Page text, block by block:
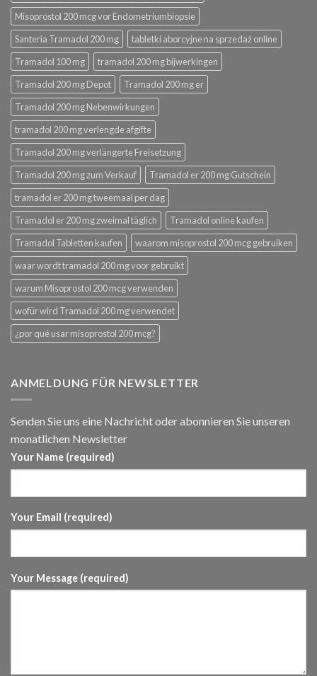
Misoprostol 200 mcg vor Endometriumbiopsie
Santeria Tramadol 200 mg
tabletki aborcyjne na sprzedaż online
Tramadol 100 mg
tramadol 200 mg bijwerkingen
Tramadol 200 mg Depot
Tramadol 200 mg er
Tramadol 200 mg Nebenwirkungen
tramadol 200 mg verlengde afgifte
Tramadol 200 mg verlängerte Freisetzung
Tramadol 200 mg zum Verkauf
Tramadol er 200 mg Gutschein
tramadol er 200 mg tweemaal per dag
Tramadol er 200 mg zweimal täglich
Tramadol online kaufen
Tramadol Tabletten kaufen
waarom misoprostol 200 mcg gebruiken
waar wordt tramadol 200 mg voor gebruikt
warum Misoprostol 200 mcg verwenden
wofür wird Tramadol 200 mg verwendet
¿por qué usar misoprostol 200 mcg?
ANMELDUNG FÜR NEWSLETTER
Senden Sie uns eine Nachricht oder abonnieren Sie unseren
monatlichen Newsletter
Your Name (required)
Your Email (required)
Your Message (required)